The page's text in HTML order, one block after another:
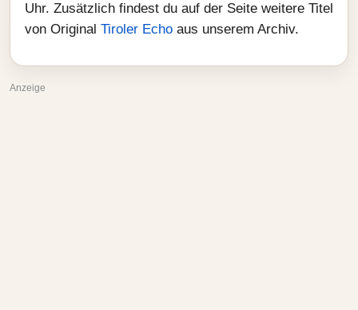
Uhr. Zusätzlich findest du auf der Seite weitere Titel
von Original Tiroler Echo aus unserem Archiv.
Anzeige